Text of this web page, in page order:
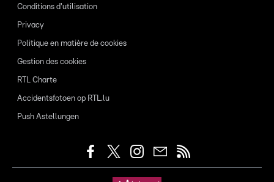
Conditions d'utilisation
Privacy
Politique en matière de cookies
Gestion des cookies
RTL Charte
Accidentsfotoen op RTL.lu
Push Astellungen